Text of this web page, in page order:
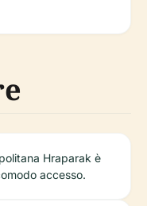
Hraparak è
accesso.